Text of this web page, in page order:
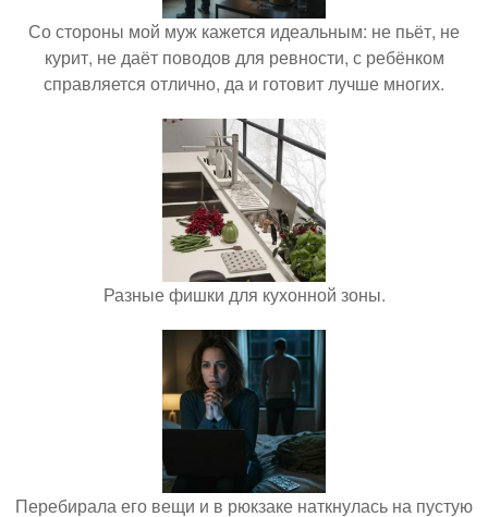
Со стороны мой муж кажется идеальным: не пьёт, не
курит, не даёт поводов для ревности, с ребёнком
справляется отлично, да и готовит лучше многих.
Разные фишки для кухонной зоны.
Перебирала его вещи и в рюкзаке наткнулась на пустую